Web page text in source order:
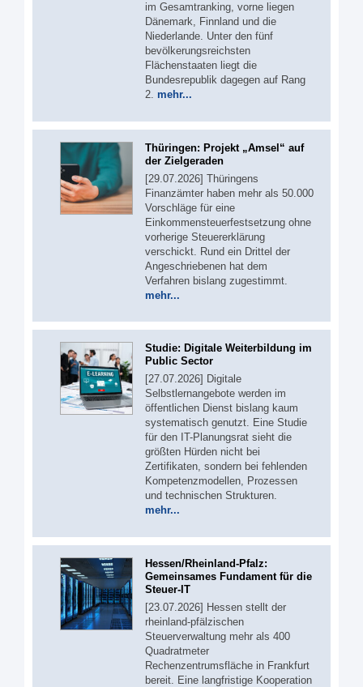
im Gesamtranking, vorne liegen
Dänemark, Finnland und die
Niederlande. Unter den fünf
bevölkerungsreichsten
Flächenstaaten liegt die
Bundesrepublik dagegen auf Rang
2. mehr...
Thüringen: Projekt „Amsel“ auf
der Zielgeraden
[29.07.2026] Thüringens
Finanzämter haben mehr als 50.000
Vorschläge für eine
Einkommensteuerfestsetzung ohne
vorherige Steuererklärung
verschickt. Rund ein Drittel der
Angeschriebenen hat dem
Verfahren bislang zugestimmt.
mehr...
Studie: Digitale Weiterbildung im
Public Sector
[27.07.2026] Digitale
Selbstlernangebote werden im
öffentlichen Dienst bislang kaum
systematisch genutzt. Eine Studie
für den IT-Planungsrat sieht die
größten Hürden nicht bei
Zertifikaten, sondern bei fehlenden
Kompetenzmodellen, Prozessen
und technischen Strukturen.
mehr...
Hessen/Rheinland-Pfalz:
Gemeinsames Fundament für die
Steuer-IT
[23.07.2026] Hessen stellt der
rheinland-pfälzischen
Steuerverwaltung mehr als 400
Quadratmeter
Rechenzentrumsfläche in Frankfurt
bereit. Eine langfristige Kooperation